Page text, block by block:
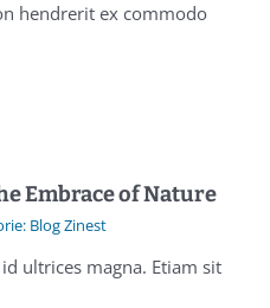
hendrerit ex commodo
Embrace of Nature
Blog Zinest
ultrices magna. Etiam sit